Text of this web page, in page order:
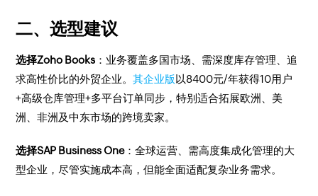
二、选型建议
选择Zoho Books ：业务覆盖多国市场、需深度库存管理、追
求高性价比的外贸企业。其企业版以8400元/年获得10用户
+高级仓库管理+多平台订单同步，特别适合拓展欧洲、美
洲、非洲及中东市场的跨境卖家。
选择SAP Business One：全球运营、需高度集成化管理的大
型企业，尽管实施成本高，但能全面适配复杂业务需求。